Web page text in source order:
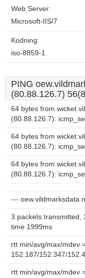
Web Server:
Microsoft-IIS/7
Kodning:
iso-8859-1
PING
(80.88.126.7)
64 bytes from
(80.88.126.7):
64 bytes from
(80.88.126.7):
64 bytes from
(80.88.126.7):
---
3 packets transmitted,
time 1999ms
rtt min/avg/max/mdev
152.187/152.347/
rtt min/avg/max/mdev